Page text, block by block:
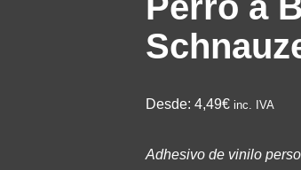
Desde:4,49€ inc. IVA
Adhesivo de vinilo